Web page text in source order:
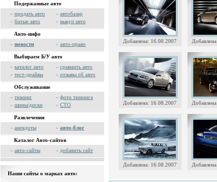
Подержанные авто
» продать авто » автобазар
» битые авто » выкуп авто
Авто-инфо
» новости » авто-право
Выбираем Б/У авто
» каталог авто » сравнить авто
» тест-драйвы » отзывы об авто
Обслуживание
» тюнинг » фото тюнинга
» шины/диски » СТО
Развлечения
» анекдоты » авто-блог
Каталог Авто-сайтов
» авто-сайты » добавить сайт
Наши сайты о марках авто:
Добавлена: 16.08.2007
Добавлена: 16.08.2007
Добавлена: 16.08.2007